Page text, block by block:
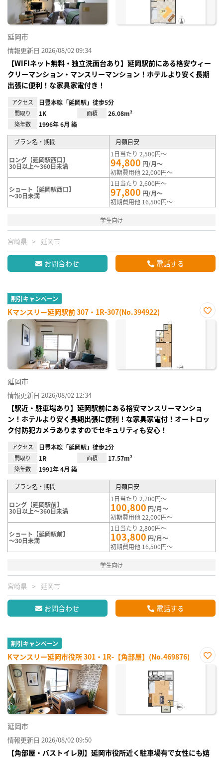
延岡市
情報更新日 2026/08/02 09:34
【WIFIネット無料・独立洗面台あり】延岡駅前にある格安ウィー
クリーマンション・マンスリーマンション！ホテルより安く長期
出張に便利！な家具家電付き！
アクセス 日豊本線「延岡駅」徒歩5分
間取り 1K 面積 26.08m²
築年数 1996年 6月 築
プラン名・期間 月額目安
ロング【延岡駅西口】
30日以上～360日未満
1日当たり 2,500円～
94,800 円/月～
初期費用他 22,000円～
ショート【延岡駅西口】
～30日未満
1日当たり 2,600円～
97,800 円/月～
初期費用他 16,500円～
学生向け
宮崎県 延岡市
お問合わせ 電話する
割引キャンペーン
Kマンスリー延岡駅前 307・1R-307(No.394922)
お気
延岡市
情報更新日 2026/08/02 12:34
【駅近・駐車場あり】延岡駅前にある格安マンスリーマンショ
ン！ホテルより安く長期出張に便利！な家具家電付！オートロッ
ク付防犯カメラありますのでセキュリティも安心！
アクセス 日豊本線「延岡駅」徒歩2分
間取り 1R 面積 17.57m²
築年数 1991年 4月 築
プラン名・期間 月額目安
ロング【延岡駅前】
30日以上～360日未満
1日当たり 2,700円～
100,800 円/月～
初期費用他 22,000円～
ショート【延岡駅前】
～30日未満
1日当たり 2,800円～
103,800 円/月～
初期費用他 16,500円～
学生向け
宮崎県 延岡市
お問合わせ 電話する
割引キャンペーン
Kマンスリー延岡市役所 301・1R-【角部屋】(No.469876)
お気
延岡市
情報更新日 2026/08/02 09:50
【角部屋・バストイレ別】延岡市役所近く駐車場有で女性にも嬉